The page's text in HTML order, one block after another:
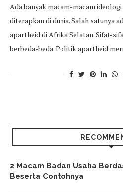
Ada banyak macam-macam
diterapkan di dunia. Salah satunya
apartheid di Afrika Selatan. Sifat-
berbeda-beda. Politik apartheid
2 Macam Badan Usaha
Beserta Contohnya